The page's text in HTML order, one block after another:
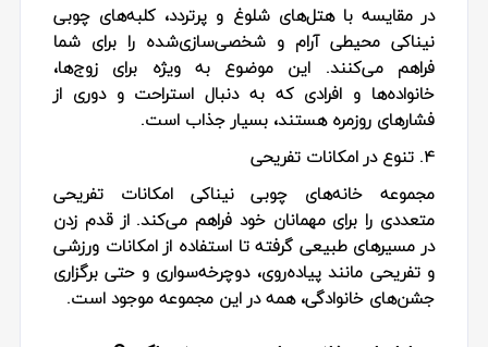
در مقایسه با هتل‌های شلوغ و پرتردد، کلبه‌های چوبی
نیناکی محیطی آرام و شخصی‌سازی‌شده را برای شما
فراهم می‌کنند. این موضوع به ویژه برای زوج‌ها،
خانواده‌ها و افرادی که به دنبال استراحت و دوری از
فشارهای روزمره هستند، بسیار جذاب است.
4. تنوع در امکانات تفریحی
مجموعه خانه‌های چوبی نیناکی امکانات تفریحی
متعددی را برای مهمانان خود فراهم می‌کند. از قدم زدن
در مسیرهای طبیعی گرفته تا استفاده از امکانات ورزشی
و تفریحی مانند پیاده‌روی، دوچرخه‌سواری و حتی برگزاری
جشن‌های خانوادگی، همه در این مجموعه موجود است.